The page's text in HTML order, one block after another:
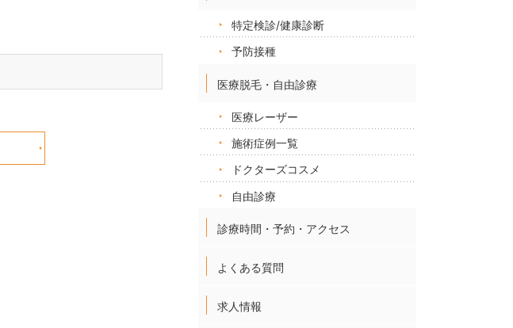
特定検診/健康診断
予防接種
医療脱毛・自由診療
医療レーザー
施術症例一覧
ドクターズコスメ
自由診療
診療時間・予約・アクセス
よくある質問
求人情報